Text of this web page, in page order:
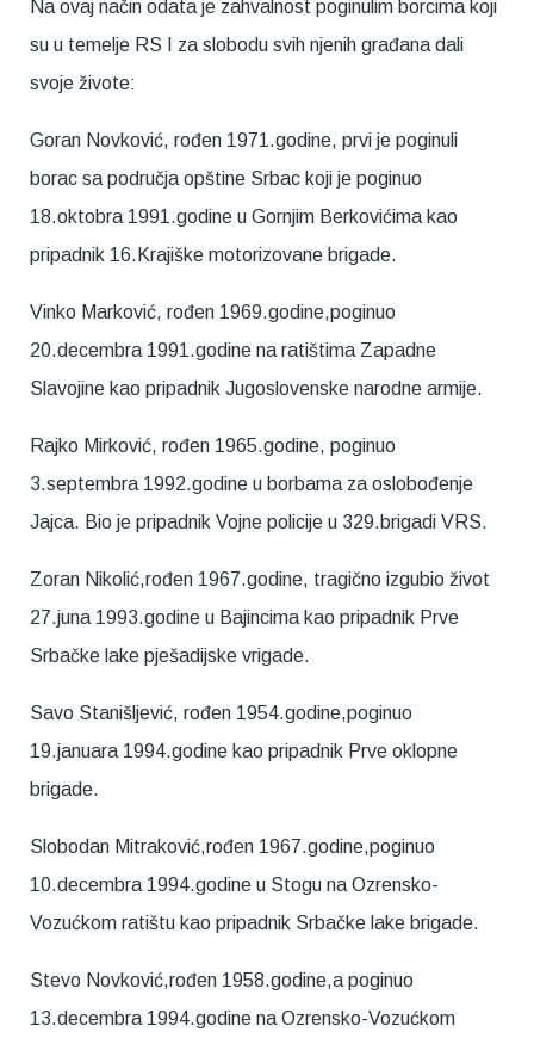
Na ovaj način odata je zahvalnost poginulim borcima koji
su u temelje RS I za slobodu svih njenih građana dali
svoje živote:
Goran Novković, rođen 1971.godine, prvi je poginuli
borac sa područja opštine Srbac koji je poginuo
18.oktobra 1991.godine u Gornjim Berkovićima kao
pripadnik 16.Krajiške motorizovane brigade.
Vinko Marković, rođen 1969.godine,poginuo
20.decembra 1991.godine na ratištima Zapadne
Slavojine kao pripadnik Jugoslovenske narodne armije.
Rajko Mirković, rođen 1965.godine, poginuo
3.septembra 1992.godine u borbama za oslobođenje
Jajca. Bio je pripadnik Vojne policije u 329.brigadi VRS.
Zoran Nikolić,rođen 1967.godine, tragično izgubio život
27.juna 1993.godine u Bajincima kao pripadnik Prve
Srbačke lake pješadijske vrigade.
Savo Stanišljević, rođen 1954.godine,poginuo
19.januara 1994.godine kao pripadnik Prve oklopne
brigade.
Slobodan Mitraković,rođen 1967.godine,poginuo
10.decembra 1994.godine u Stogu na Ozrensko-
Vozućkom ratištu kao pripadnik Srbačke lake brigade.
Stevo Novković,rođen 1958.godine,a poginuo
13.decembra 1994.godine na Ozrensko-Vozućkom